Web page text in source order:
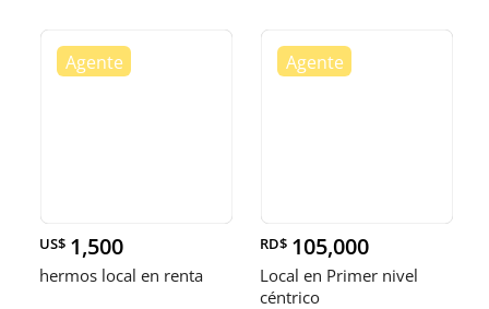
US$ 1,500
hermos local en renta
RD$ 105,000
Local en Primer nivel
céntrico